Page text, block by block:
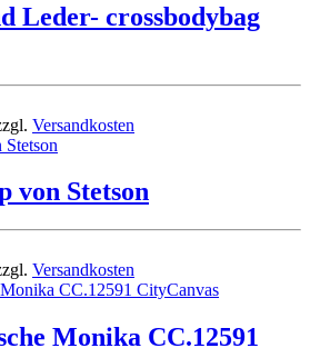
Leder- crossbodybag
Versandkosten
von Stetson
Versandkosten
Monika CC.12591